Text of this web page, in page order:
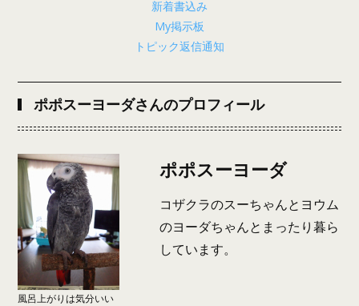
新着書込み
My掲示板
トピック返信通知
ポポスーヨーダさんのプロフィール
風呂上がりは気分いい
ポポスーヨーダ
コザクラのスーちゃんとヨウム
のヨーダちゃんとまったり暮ら
しています。